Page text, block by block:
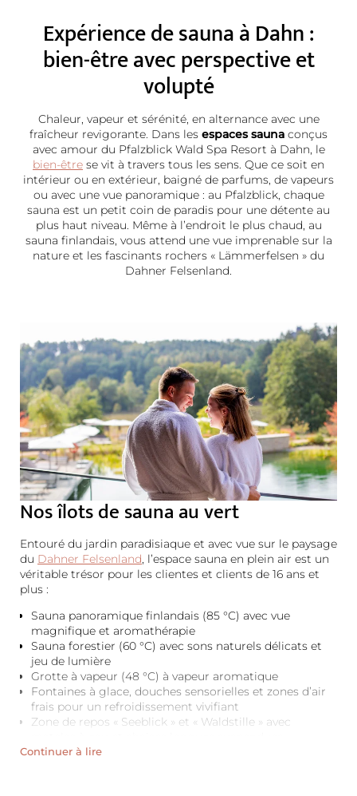
Expérience de sauna à Dahn :
bien-être avec perspective et
volupté
Chaleur, vapeur et sérénité, en alternance avec une
fraîcheur revigorante. Dans les espaces sauna conçus
avec amour du Pfalzblick Wald Spa Resort à Dahn, le
bien-être se vit à travers tous les sens. Que ce soit en
intérieur ou en extérieur, baigné de parfums, de vapeurs
ou avec une vue panoramique : au Pfalzblick, chaque
sauna est un petit coin de paradis pour une détente au
plus haut niveau. Même à l’endroit le plus chaud, au
sauna finlandais, vous attend une vue imprenable sur la
nature et les fascinants rochers « Lämmerfelsen » du
Dahner Felsenland.
Nos îlots de sauna au vert
Entouré du jardin paradisiaque et avec vue sur le paysage
du Dahner Felsenland, l’espace sauna en plein air est un
véritable trésor pour les clientes et clients de 16 ans et
plus :
Sauna panoramique finlandais (85 °C) avec vue
magnifique et aromathérapie
Sauna forestier (60 °C) avec sons naturels délicats et
jeu de lumière
Grotte à vapeur (48 °C) à vapeur aromatique
Fontaines à glace, douches sensorielles et zones d’air
frais pour un refroidissement vivifiant
Zone de repos « Seeblick » et « Waldstille » avec
Terrasse sur toit pour se reposer au plus près du ciel
Continuer à lire